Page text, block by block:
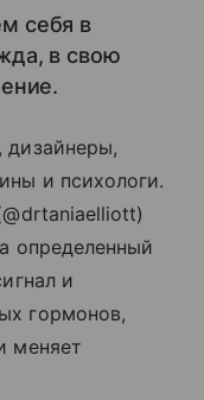
себя в
в свою
дизайнеры,
и психологи.
определенный
и
гормонов,
меняет